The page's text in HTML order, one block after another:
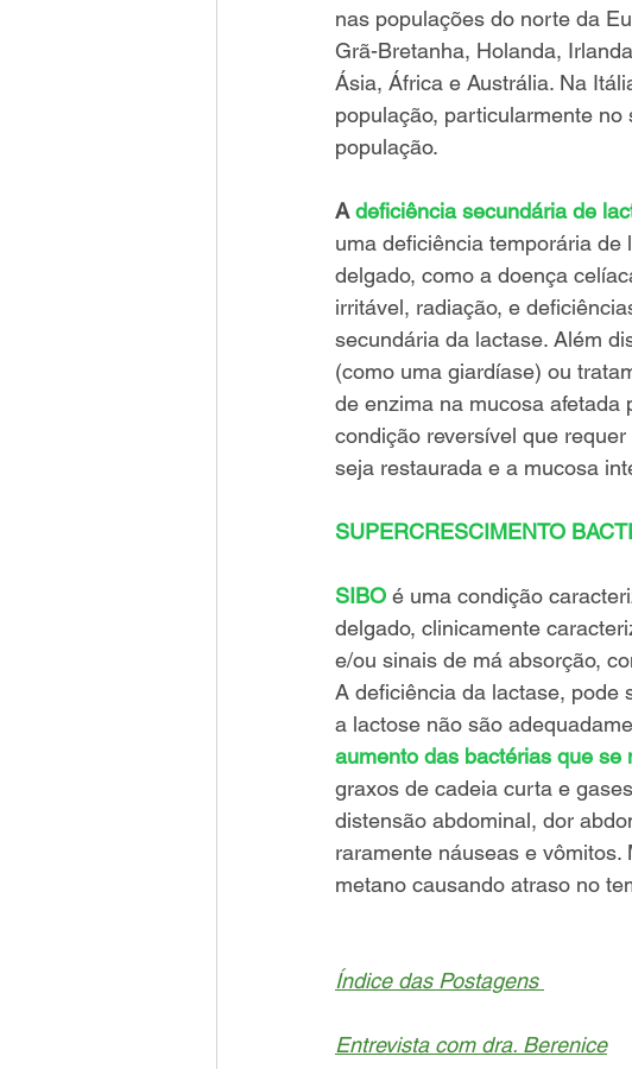
nas populações do norte da
Grã-Bretanha, Holanda,
Ásia, África e Austrália. Na
população, particularmente
população.
A deficiência secundária de
uma deficiência temporária
delgado, como a doença
irritável, radiação, e
secundária da lactase. Além
(como uma giardíase) ou
de enzima na mucosa afetada
condição reversível que
seja restaurada e a mucosa
SUPERCRESCIMENTO
SIBO é uma condição
delgado, clinicamente
e/ou sinais de má absorção,
A deficiência da lactase, pode
a lactose não são
aumento das bactérias que se
graxos de cadeia curta e
distensão abdominal, dor
raramente náuseas e
metano causando atraso no
Índice das Postagens
Entrevista com dra. Berenice